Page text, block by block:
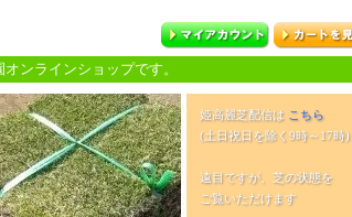
ンラインショップです。
姫高麗芝配信は こちら
(土日祝日を除く9時～17時)
遠目ですが、芝の状態を
ご覧いただけます